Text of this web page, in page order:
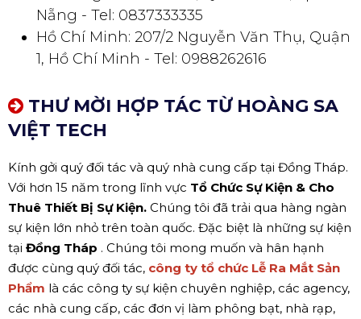
Nẵng - Tel: 0837333335
Hồ Chí Minh: 207/2 Nguyễn Văn Thụ, Quận
1, Hồ Chí Minh - Tel: 0988262616
THƯ MỜI HỢP TÁC TỪ HOÀNG SA
VIỆT TECH
Kính gởi quý đối tác và quý nhà cung cấp tại Đồng Tháp.
Với hơn 15 năm trong lĩnh vực Tổ Chức Sự Kiện & Cho
Thuê Thiết Bị Sự Kiện. Chúng tôi đã trải qua hàng ngàn
sự kiện lớn nhỏ trên toàn quốc. Đặc biệt là những sự kiện
tại Đồng Tháp . Chúng tôi mong muốn và hân hạnh
được cùng quý đối tác, công ty tổ chức Lễ Ra Mắt Sản
Phẩm là các công ty sự kiện chuyên nghiệp, các agency,
các nhà cung cấp, các đơn vị làm phông bạt, nhà rạp,